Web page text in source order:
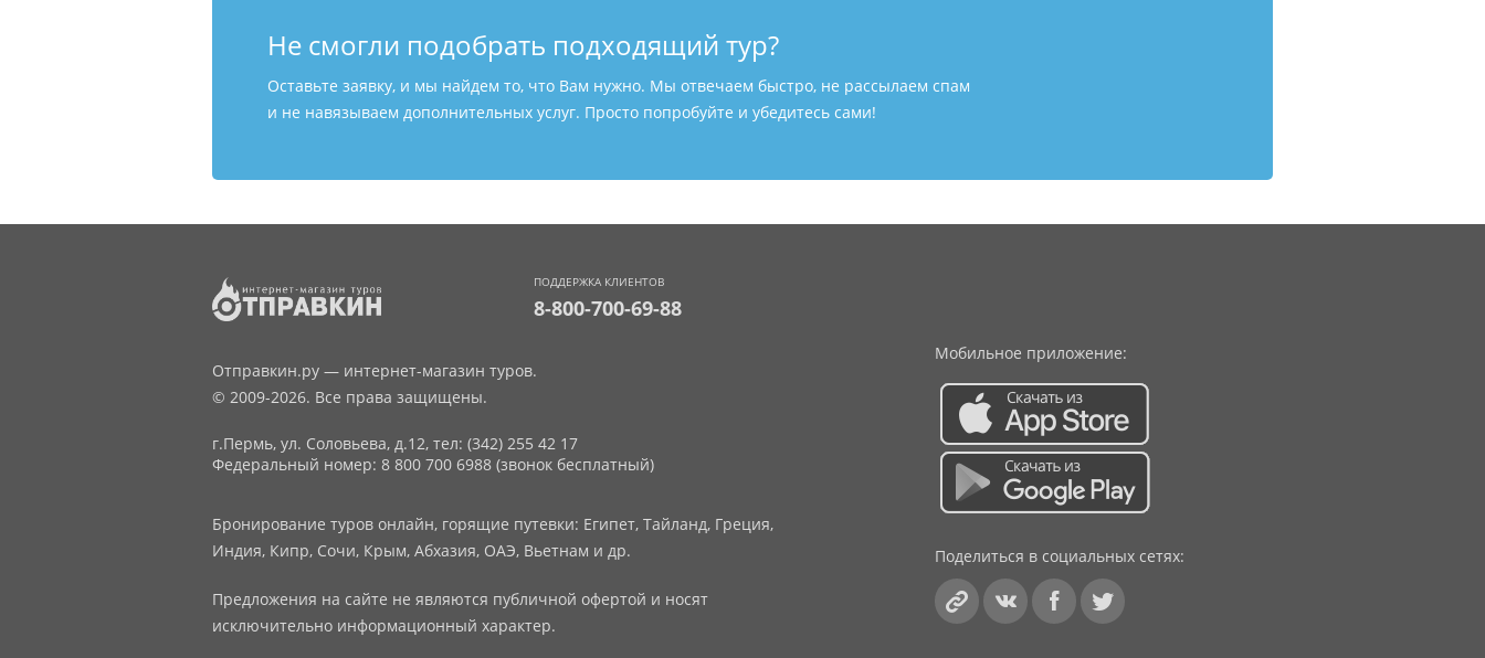
Не смогли подобрать подходящий тур?
Оставьте заявку, и мы найдем то, что Вам нужно. Мы отвечаем быстро, не рассылаем спам
и не навязываем дополнительных услуг. Просто попробуйте и убедитесь сами!
ПОДДЕРЖКА КЛИЕНТОВ
8-800-700-69-88
Отправкин.ру — интернет-магазин туров.
© 2009-2026. Все права защищены.
г.Пермь, ул. Соловьева, д.12, тел: (342) 255 42 17
Федеральный номер: 8 800 700 6988 (звонок бесплатный)
Бронирование туров онлайн, горящие путевки: Египет, Тайланд, Греция,
Индия, Кипр, Сочи, Крым, Абхазия, ОАЭ, Вьетнам и др.
Предложения на сайте не являются публичной офертой и носят
исключительно информационный характер.
Мобильное приложение:
Поделиться в социальных сетях: